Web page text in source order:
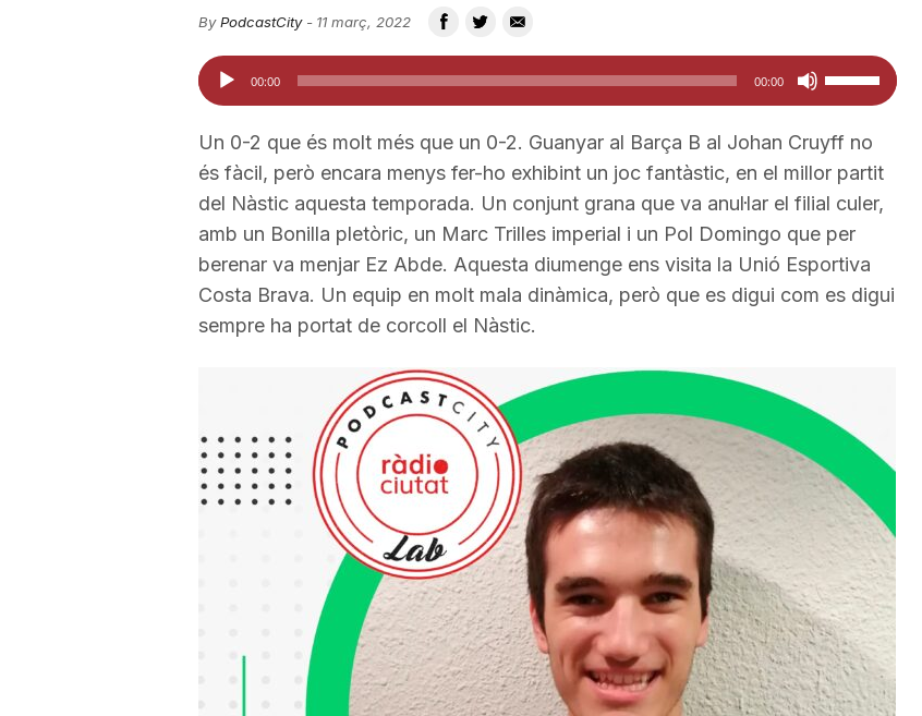
a
d
e
a
r
r
By PodcastCity- 11 març, 2022
Reproductor
d'àudio
00:00 00:00
Feu
servir
les
tecles
de
fletxa
cap
amunt/cap
incrementar
disminuir
el
volum.
Un 0-2 que és molt més que un 0-2. Guanyar al Barça B al Johan Cruyff no
és fàcil, però encara menys fer-ho exhibint un joc fantàstic, en el millor partit
del Nàstic aquesta temporada. Un conjunt grana que va anul·lar el filial culer,
amb un Bonilla pletòric, un Marc Trilles imperial i un Pol Domingo que per
berenar va menjar Ez Abde. Aquesta diumenge ens visita la Unió Esportiva
Costa Brava. Un equip en molt mala dinàmica, però que es digui com es digui
sempre ha portat de corcoll el Nàstic.